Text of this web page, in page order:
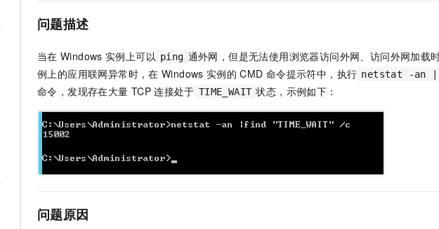
问题描述
当在 Windows 实例上可以 ping 通外网，但是无法使用浏览器访问外网、访问外网加载
例上的应用联网异常时，在 Windows 实例的 CMD 命令提示符中，执行 netstat -an
命令，发现存在大量 TCP 连接处于 TIME_WAIT 状态，示例如下：
问题原因
能看、能想、能动手的多模态智能体模型
Qwen3-VL-Plus
视觉 Coding、空间感知、多模态思考等全面升级
GLM-5.2
1M上下文，专为长程任务能力而生
Wan2.7-
大模型服务
千问AI平台-Token Plan NEW
在线体验全尺寸、多种模态的模型效果
AI 应用构建
云原生大数据计算服务 MaxCompute
解决方案免费试用 新老同享
AI 产品 免费试用
1亿+ 大模型 tokens 和 30+ 款产品免费体验
产品新客免费试用，最长12个月
大模型ACA认证体验
助力企业全员 AI 认知与能力提升
Night Plan 支持 Qwen 3.8-Max NEW
夜间 5 折，Qwen/Meoo/TokenPlan 客户专享
AI 办公
电子合同
畅捷通
Tableau 订阅
AI空中课堂在线直播课堂（旗舰版）
行业生态解决方案
企业应用
CRM
财税管理
Ubuntu
SUSE
模板建站
AI 大模型销售与服务生态合作计划
服务生态伙伴
天池大赛
AI 算法大赛
云开发大赛
云工开物